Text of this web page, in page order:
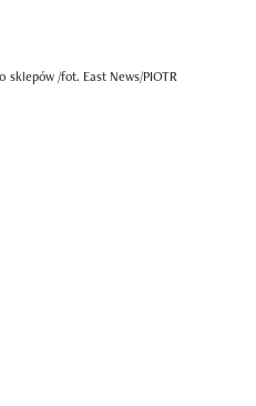
/fot. East News/PIOTR